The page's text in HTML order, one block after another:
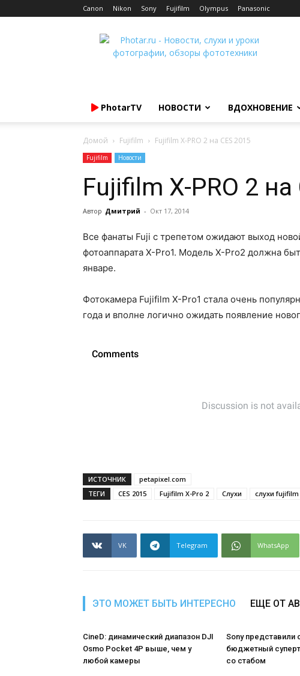
Canon Nikon Sony Fujifilm Olympus Panasonic
Photar.ru
PhotarTV НОВОСТИ ВДОХНОВЕНИЕ
Домой Fujifilm Fujifilm X-PRO 2 на CES 2015
Fujifilm Новости
Fujifilm X-PRO 2 на
Автор Дмитрий - Окт 17, 2014
Все фанаты Fuji с трепетом ожидают выход
фотоаппарата X-Pro1. Модель X-Pro2 должна
январе.
Фотокамера Fujifilm X-Pro1 стала очень
года и вполне логично ожидать появление
ИСТОЧНИК
petapixel.com
ТЕГИ
CES 2015 Fujifilm X-Pro 2 Слухи слухи fujifilm
VK Telegram WhatsApp
ЭТО МОЖЕТ БЫТЬ ИНТЕРЕСНО ЕЩЕ ОТ
CineD: динамический диапазон DJI
Osmo Pocket 4P выше, чем у
любой камеры
Sony представили
бюджетный
со стабом